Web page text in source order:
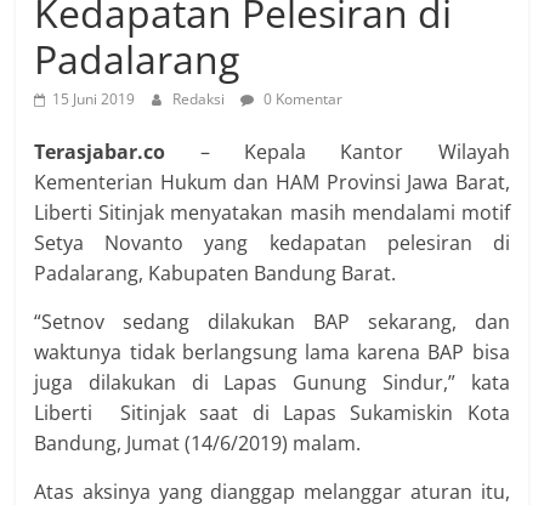
Kedapatan Pelesiran di
Padalarang
15 Juni 2019 Redaksi 0 Komentar
Terasjabar.co – Kepala Kantor Wilayah
Kementerian Hukum dan HAM Provinsi Jawa Barat,
Liberti Sitinjak menyatakan masih mendalami motif
Setya Novanto yang kedapatan pelesiran di
Padalarang, Kabupaten Bandung Barat.
“Setnov sedang dilakukan BAP sekarang, dan
waktunya tidak berlangsung lama karena BAP bisa
juga dilakukan di Lapas Gunung Sindur,” kata
Liberti Sitinjak saat di Lapas Sukamiskin Kota
Bandung, Jumat (14/6/2019) malam.
Atas aksinya yang dianggap melanggar aturan itu,